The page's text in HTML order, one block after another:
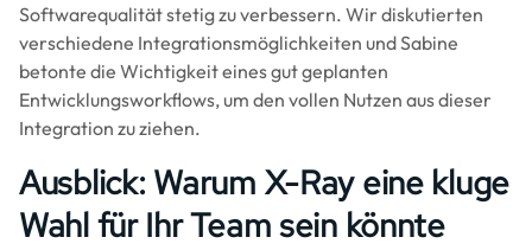
Softwarequalität stetig zu verbessern. Wir diskutierten
verschiedene Integrationsmöglichkeiten und Sabine
betonte die Wichtigkeit eines gut geplanten
Entwicklungsworkflows, um den vollen Nutzen aus dieser
Integration zu ziehen.
Ausblick: Warum X-Ray eine kluge
Wahl für Ihr Team sein könnte